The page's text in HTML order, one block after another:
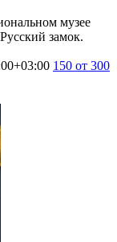
музее
замок.
150 от 300